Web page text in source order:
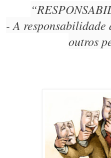
- A responsabilidade
outros